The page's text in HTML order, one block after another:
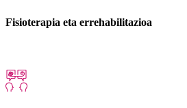
Fisioterapia eta errehabilitazioa